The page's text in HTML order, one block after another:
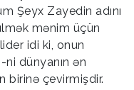
Şeyx Zayedin adını
mənim üçün
idi ki, onun
dünyanın ən
birinə çevirmişdir.